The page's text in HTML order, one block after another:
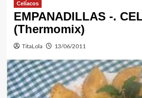
Celíacos
EMPANADILLAS -.
(Thermomix)
TitaLola 13/06/2011